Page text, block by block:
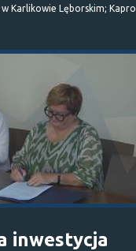
Karlikowie Lęborskim;
inwestycja